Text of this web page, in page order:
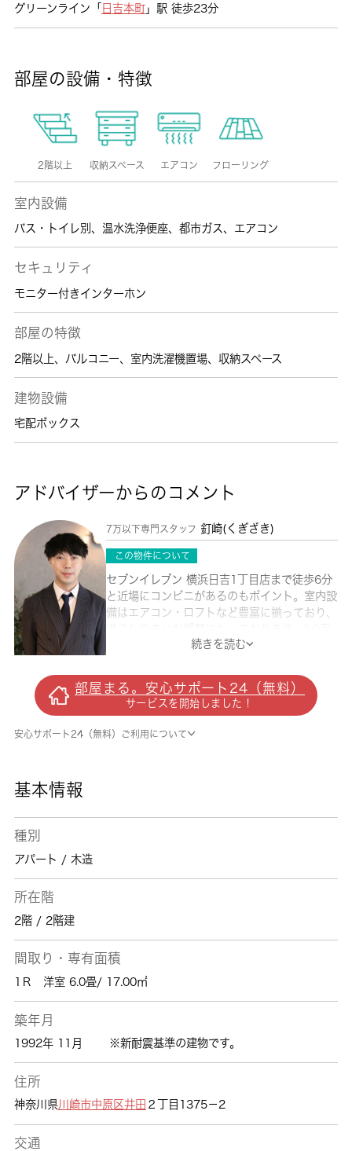
グリーンライン「 日吉本町」駅 徒歩23分
部屋の設備・特徴
2階以上 収納スペース エアコン フローリング
室内設備
バス・トイレ別 、 温水洗浄便座、 都市ガス、 エアコン
セキュリティ
モニター付きインターホン
部屋の特徴
2階以上、 バルコニー、 室内洗濯機置場、 収納スペース
建物設備
宅配ボックス
アドバイザーからのコメント
7万以下専門スタッフ 釘崎(くぎざき)
この物件について
セブンイレブン 横浜日吉1丁目店まで徒歩6分
と近場にコンビニがあるのもポイント。室内設
備はエアコン・ロフトなど豊富に揃っており、
円のお住まいで、新しい生活を始めてみるのは
す。魅力も多い賃貸物件はいかがでしょうか。
川崎市中原区エリアで賃貸情報をお探しになる
なら、ぜひ当社にお任せ下さい。快適な暮らし
ができるよう、しっかりとサポート致しますの
続きを読む
部屋まる。安心サポート24（無料）
サービスを開始しました！
安心サポート24（無料）ご利用について
基本情報
種別
アパート / 木造
所在階
2階 / 2階建
間取り・専有面積
1Ｒ 洋室 6.0畳/ 17.00㎡
築年月
1992年 11月 ※新耐震基準の建物です。
住所
神奈川県川崎市中原区井田 ２丁目1375－2
交通